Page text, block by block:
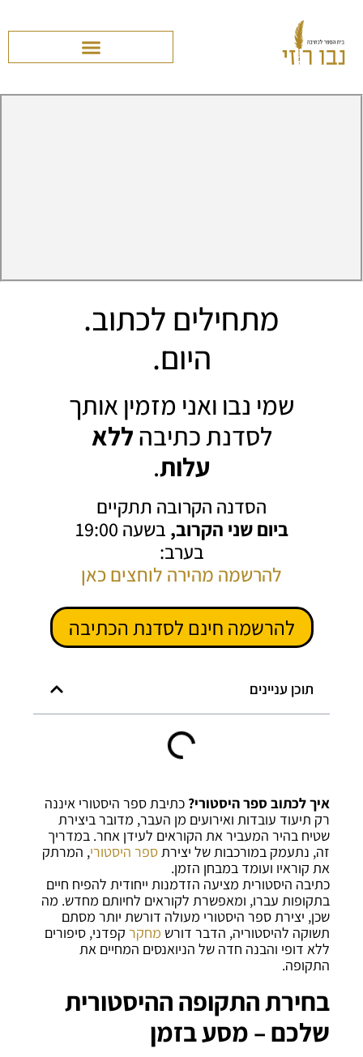
מתחילים לכתוב.
היום.
שמי נבו ואני מזמין אותך
לסדנת כתיבהללא
עלות.
הסדנה הקרובה תתקיים
ביום שני הקרוב,
בשעה 19:00
בערב:
להרשמה מהירה לוחצים כאן
להרשמה חינם לסדנת הכתיבה
תוכן עניינים
איך לכתוב ספר היסטורי?כתיבת ספר היסטורי איננה
רק תיעוד עובדות ואירועים מן העבר, מדובר ביצירת
שטיח בהיר המעביר את הקוראים לעידן אחר. במדריך
זה, נתעמק במורכבות של יצירתספר היסטורי, המרתק
את קוראיו ועומד במבחן הזמן.
כתיבה היסטורית מציעה הזדמנות ייחודית להפיח חיים
בתקופות עברו, ומאפשרת לקוראים לחיותם מחדש. מה
שכן, יצירת ספר היסטורי מעולה דורשת יותר מסתם
תשוקה להיסטוריה, הדבר דורש מחקר קפדני, סיפורים
ללא דופי והבנה חדה של הניואנסים המחיים את
התקופה.
בחירת התקופה ההיסטורית
שלכם – מסע בזמן